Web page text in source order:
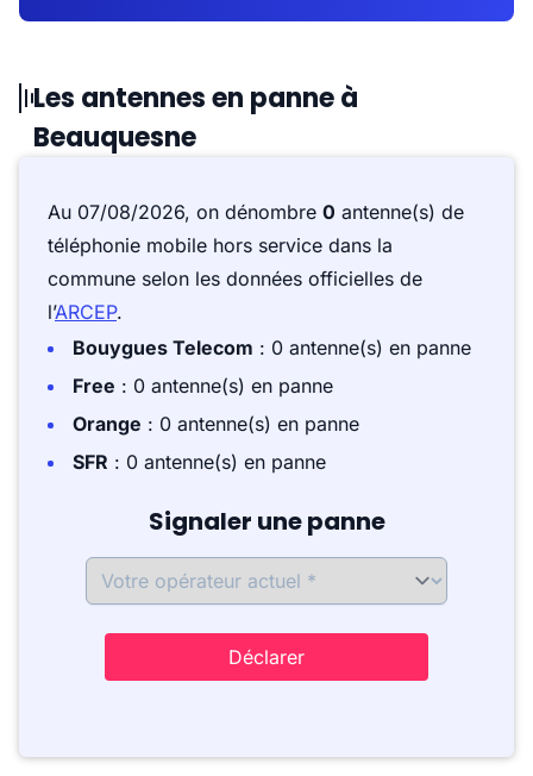
Les antennes en panne à
Beauquesne
Au 07/08/2026, on dénombre 0 antenne(s) de
téléphonie mobile hors service dans la
commune selon les données officielles de
l’ARCEP.
Bouygues Telecom : 0 antenne(s) en panne
Free : 0 antenne(s) en panne
Orange : 0 antenne(s) en panne
SFR : 0 antenne(s) en panne
Signaler une panne
Déclarer